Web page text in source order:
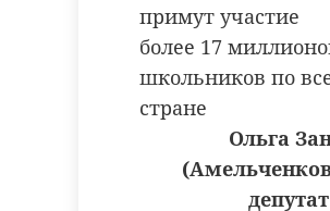
примут участие
более 17
школьников по
стране
Ольга